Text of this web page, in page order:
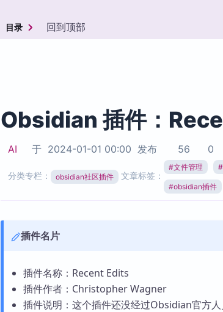
加
市场
目录 回到顶部
Obsidian 插件：
AI 于 2024-01-01 00:00 发布 56 0
分类专栏： obsidian社区插件 文章标签：
#文件管理 #
#obsidian插件
插件名片
插件名称：Recent Edits
插件作者：Christopher Wagner
插件说明：这个插件还没经过Obsidian官方